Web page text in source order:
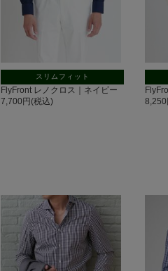
スリムフィット
FlyFront レノクロス｜ネイビー
7,700円(税込)
8,250